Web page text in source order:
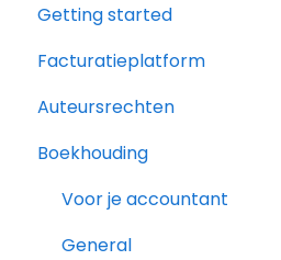
Getting started
Ik heb nog geen
Facturatieplatform
Facturen
Offertes
Producten
Klanten
Auteursrechten
General
Fiscaliteit auteursrechten
Boekhouding
Voor je accountant
General